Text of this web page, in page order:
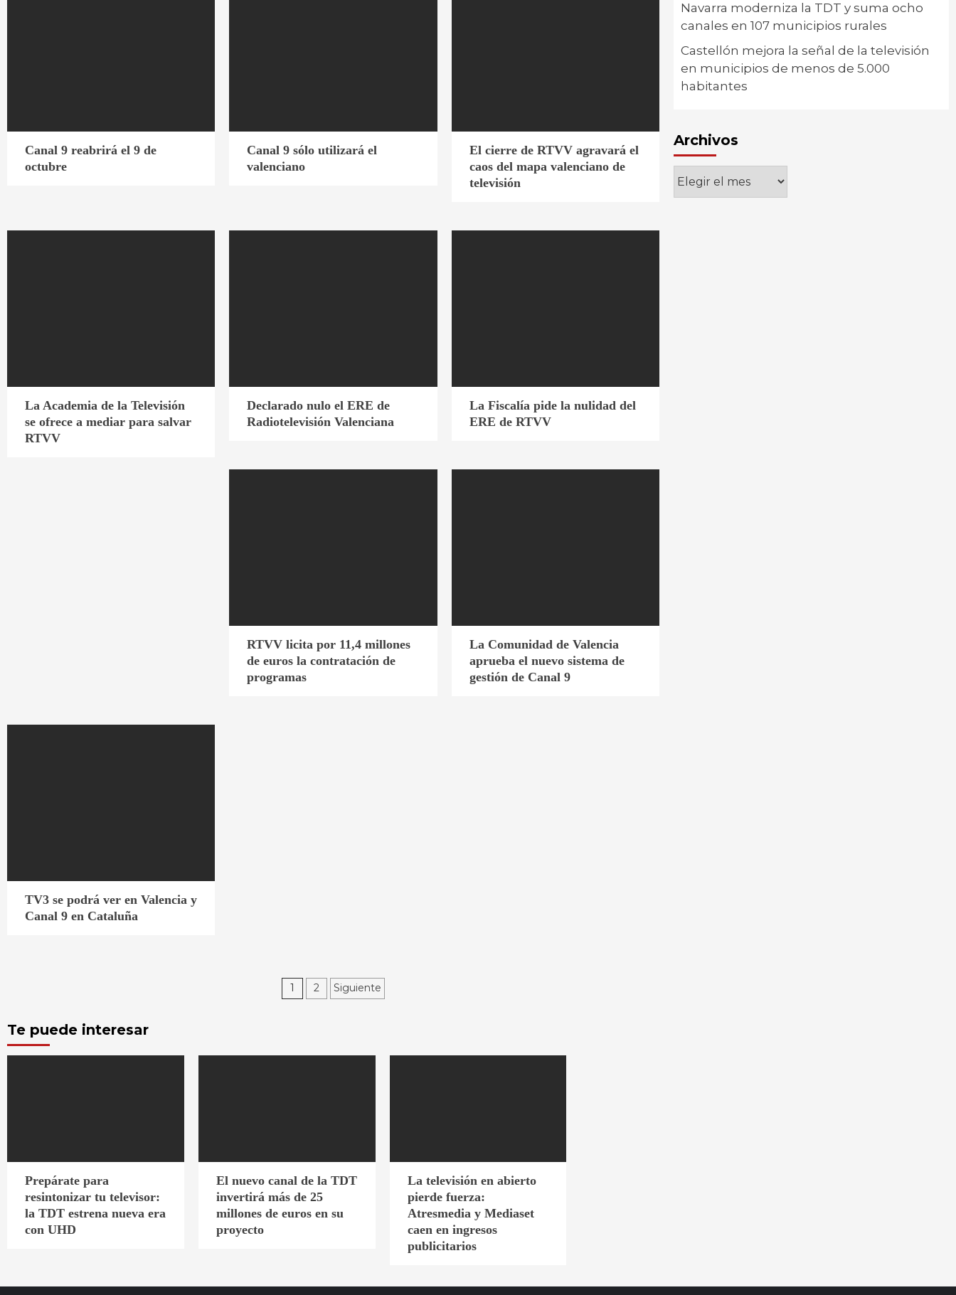
Canal 9 reabrirá el 9 de
octubre
Canal 9 sólo utilizará el
valenciano
El cierre de RTVV agravará el
caos del mapa valenciano de
televisión
La Academia de la Televisión
se ofrece a mediar para salvar
RTVV
Declarado nulo el ERE de
Radiotelevisión Valenciana
La Fiscalía pide la nulidad del
ERE de RTVV
RTVV licita por 11,4 millones
de euros la contratación de
programas
La Comunidad de Valencia
aprueba el nuevo sistema de
gestión de Canal 9
TV3 se podrá ver en Valencia y
Canal 9 en Cataluña
Paginación
1 2 Siguiente
Navarra moderniza la TDT y suma ocho
canales en 107 municipios rurales
Castellón mejora la señal de la televisión
en municipios de menos de 5.000
habitantes
Archivos
Archivos
Te puede interesar
Prepárate para
resintonizar tu televisor:
la TDT estrena nueva era
con UHD
El nuevo canal de la TDT
invertirá más de 25
millones de euros en su
proyecto
La televisión en abierto
pierde fuerza:
Atresmedia y Mediaset
caen en ingresos
publicitarios